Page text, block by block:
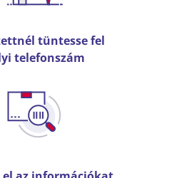
tüntesse fel
telefonszám